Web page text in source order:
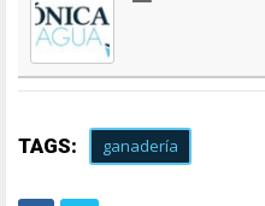
TAGS: ganadería